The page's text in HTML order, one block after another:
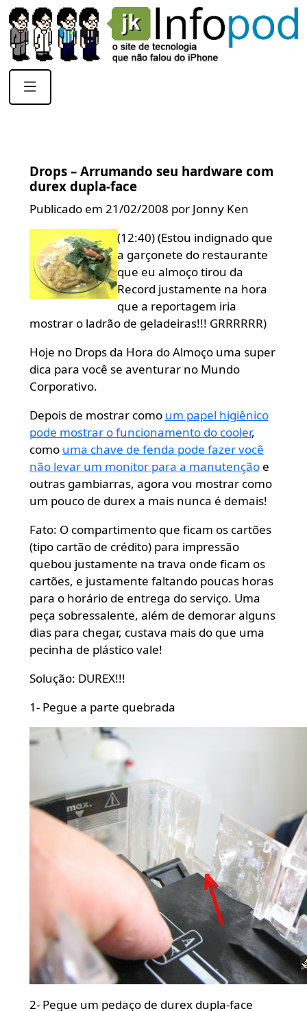
Drops – Arrumando seu hardware com
durex dupla-face
Publicado em 21/02/2008 por Jonny Ken
(12:40) (Estou indignado que
a garçonete do restaurante
que eu almoço tirou da
Record justamente na hora
que a reportagem iria
mostrar o ladrão de geladeiras!!! GRRRRRR)
Hoje no Drops da Hora do Almoço uma super
dica para você se aventurar no Mundo
Corporativo.
Depois de mostrar como um papel higiênico
pode mostrar o funcionamento do cooler,
como uma chave de fenda pode fazer você
não levar um monitor para a manutençãoe
outras gambiarras, agora vou mostrar como
um pouco de durex a mais nunca é demais!
Fato: O compartimento que ficam os cartões
(tipo cartão de crédito) para impressão
quebou justamente na trava onde ficam os
cartões, e justamente faltando poucas horas
para o horário de entrega do serviço. Uma
peça sobressalente, além de demorar alguns
dias para chegar, custava mais do que uma
pecinha de plástico vale!
Solução: DUREX!!!
1- Pegue a parte quebrada
2- Pegue um pedaço de durex dupla-face